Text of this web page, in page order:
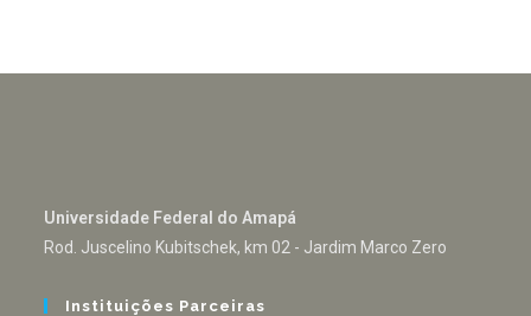
Universidade Federal do Amapá
Rod. Juscelino Kubitschek, km 02 - Jardim Marco Zero
Instituições Parceiras